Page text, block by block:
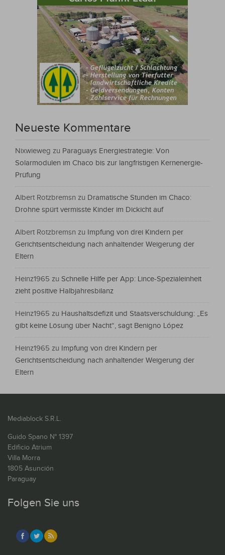
Neueste Kommentare
Nixwieweg zu Paraguays Energiestrategie: Von
Solarmodulen im Chaco bis zur langfristigen Kernenergie-
Prüfung
Albert Rotzbremsn zu Dramatische Stunden im Chaco:
Drohne spürt vermisste Kinder im Dickicht auf
Albert Rotzbremsn zu Impfung von drei Kindern per
Gerichtsentscheidung nach anhaltender Weigerung der
Eltern
Heinz1965 zu Schnelle Hilfe per App: Lince-Spezialeinheit
zieht positive Halbjahresbilanz
Heinz1965 zu Haushaltsdefizit und Staatsverschuldung: „Es
gibt keine Lösung über Nacht“, sagt Benigno López
Heinz1965 zu Impfung von drei Kindern per
Gerichtsentscheidung nach anhaltender Weigerung der
Eltern
Mediablock S.R.L.
Guido Spano N° 1397
Edificio Atrium
Villa Morra
1805 Asunción
Paraguay
Folgen Sie uns